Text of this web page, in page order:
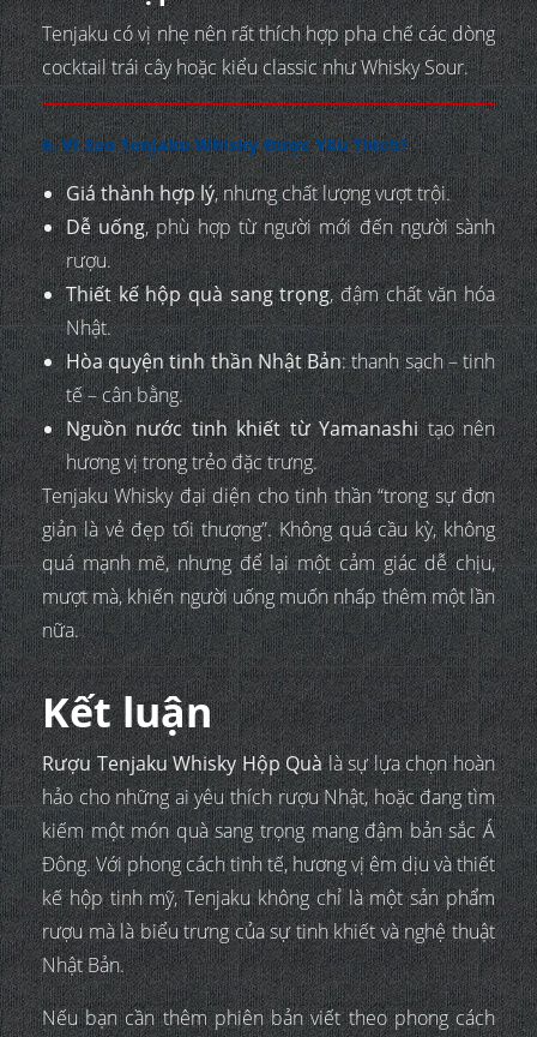
Tenjaku có vị nhẹ nên rất thích hợp pha chế các dòng
cocktail trái cây hoặc kiểu classic như Whisky Sour.
6. Vì Sao Tenjaku Whisky Được Yêu Thích?
Giá thành hợp lý, nhưng chất lượng vượt trội.
Dễ uống, phù hợp từ người mới đến người sành
rượu.
Thiết kế hộp quà sang trọng, đậm chất văn hóa
Nhật.
Hòa quyện tinh thần Nhật Bản: thanh sạch – tinh
tế – cân bằng.
Nguồn nước tinh khiết từ Yamanashitạo nên
hương vị trong trẻo đặc trưng.
Tenjaku Whisky đại diện cho tinh thần “trong sự đơn
giản là vẻ đẹp tối thượng”. Không quá cầu kỳ, không
quá mạnh mẽ, nhưng để lại một cảm giác dễ chịu,
mượt mà, khiến người uống muốn nhấp thêm một lần
nữa.
Kết luận
Rượu Tenjaku Whisky Hộp Quàlà sự lựa chọn hoàn
hảo cho những ai yêu thích rượu Nhật, hoặc đang tìm
kiếm một món quà sang trọng mang đậm bản sắc Á
Đông. Với phong cách tinh tế, hương vị êm dịu và thiết
kế hộp tinh mỹ, Tenjaku không chỉ là một sản phẩm
rượu mà là biểu trưng của sự tinh khiết và nghệ thuật
Nhật Bản.
Nếu bạn cần thêm phiên bản viết theo phong cách